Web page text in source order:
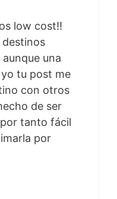
low cost!!
destinos
una
tu post me
con otros
de ser
tanto fácil
por